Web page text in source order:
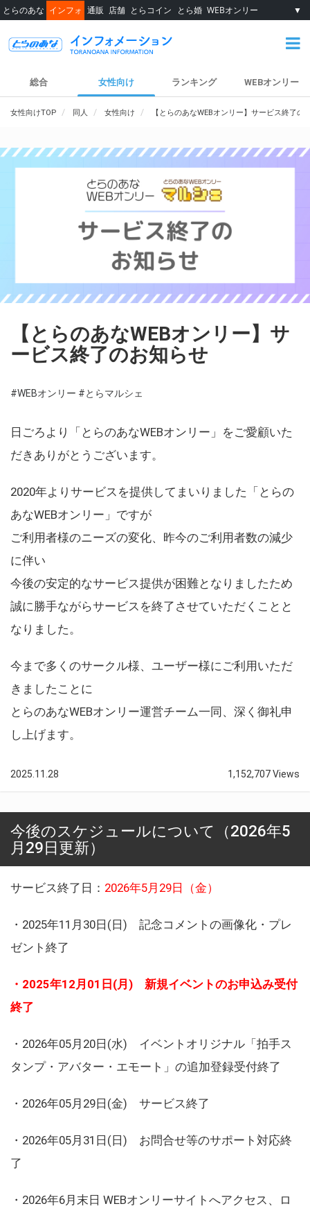
とらのあな インフォ 通販 店舗 とらコイン とら婚 WEBオンリー ▼
総合 女性向け ランキング WEBオンリー
女性向けTOP 同人 女性向け 【とらのあなWEBオンリー】サービス終了の
【とらのあなWEBオンリー】サ
ービス終了のお知らせ
#WEBオンリー #とらマルシェ
日ごろより「とらのあなWEBオンリー」をご愛顧いた
だきありがとうございます。
2020年よりサービスを提供してまいりました「とらの
あなWEBオンリー」ですが
ご利用者様のニーズの変化、昨今のご利用者数の減少
に伴い
今後の安定的なサービス提供が困難となりましたため
誠に勝手ながらサービスを終了させていただくことと
なりました。
今まで多くのサークル様、ユーザー様にご利用いただ
きましたことに
とらのあなWEBオンリー運営チーム一同、深く御礼申
し上げます。
2025.11.28 1,152,707 Views
今後のスケジュールについて（2026年5
月29日更新）
サービス終了日： 2026年5月29日（金）
・2025年11月30日(日) 記念コメントの画像化・プレ
ゼント終了
・2025年12月01日(月) 新規イベントのお申込み受付
終了
・2026年05月20日(水) イベントオリジナル「拍手ス
タンプ・アバター・エモート」の追加登録受付終了
・2026年05月29日(金) サービス終了
・2026年05月31日(日) お問合せ等のサポート対応終
了
・2026年6月末日 WEBオンリーサイトへアクセス、ロ